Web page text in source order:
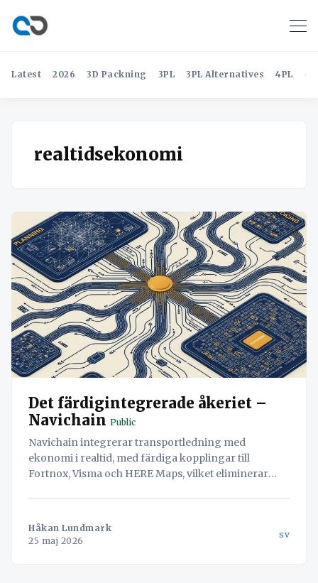
Latest 2026 3D Packning 3PL 3PL Alternatives 4PL
realtidsekonomi
Det färdigintegrerade åkeriet –
Navichain Public
Navichain integrerar transportledning med
ekonomi i realtid, med färdiga kopplingar till
Fortnox, Visma och HERE Maps, vilket eliminerar
Håkan Lundmark
25 maj 2026
sv